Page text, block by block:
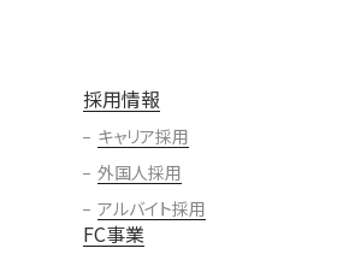
採用情報
キャリア採用
外国人採用
アルバイト採用
FC事業